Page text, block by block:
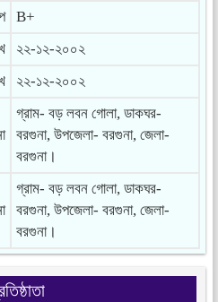
B+
২২-১২-২০০২
২২-১২-২০০২
গ্রাম- বড় লবন গোলা, ডাকঘর-
বরগুনা, উপজেলা- বরগুনা, জেলা-
বরগুনা।
গ্রাম- বড় লবন গোলা, ডাকঘর-
বরগুনা, উপজেলা- বরগুনা, জেলা-
বরগুনা।